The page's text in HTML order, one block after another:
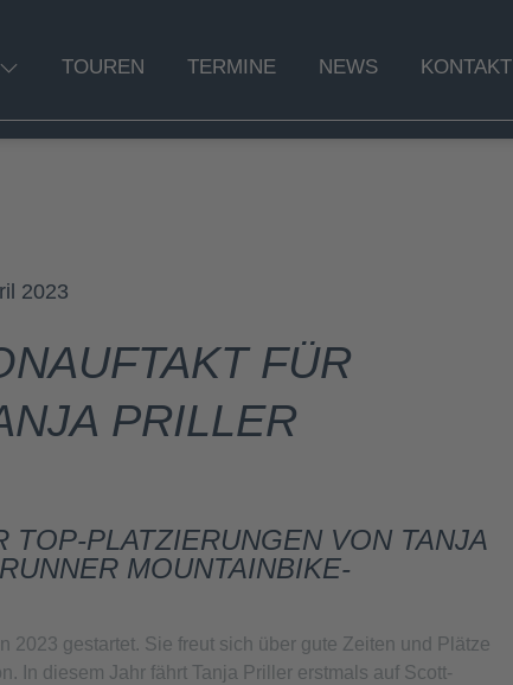
TOUREN TERMINE NEWS KONTAKT
2023
FÜR
PRILLER
PLATZIERUNGEN VON TANJA
MOUNTAINBIKE-
gestartet. Sie freut sich über gute Zeiten und Plätze
In diesem Jahr fährt Tanja Priller erstmals auf Scott-